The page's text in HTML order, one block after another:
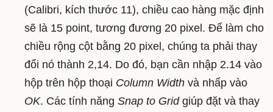
(Calibri, kích thước 11), chiều cao hàng mặc định
sẽ là 15 point, tương đương 20 pixel. Để làm cho
chiều rộng cột bằng 20 pixel, chúng ta phải thay
đổi nó thành 2,14. Do đó, bạn cần nhập 2.14 vào
hộp trên hộp thoại Column Width và nhấp vào
OK. Các tính năng Snap to Grid giúp đặt và thay